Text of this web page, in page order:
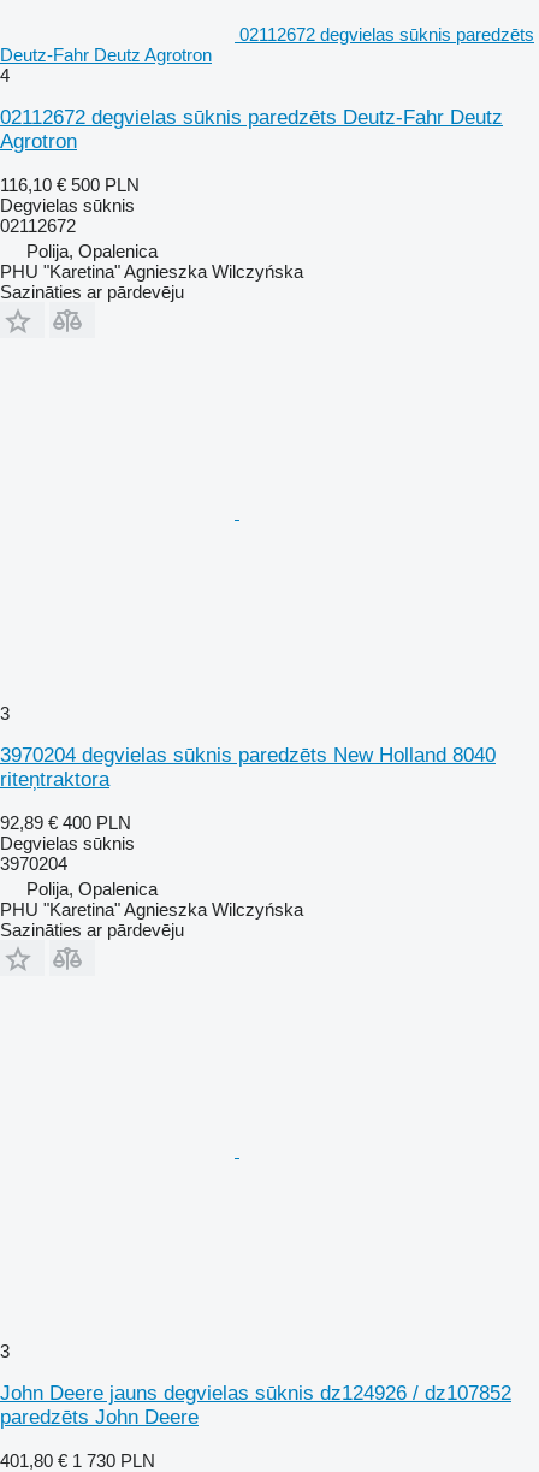
02112672 degvielas sūknis paredzēts
Deutz-Fahr Deutz Agrotron
4
02112672 degvielas sūknis paredzēts Deutz-Fahr Deutz
Agrotron
116,10 € 500 PLN
Degvielas sūknis
02112672
Polija, Opalenica
PHU "Karetina" Agnieszka Wilczyńska
Sazināties ar pārdevēju
3
3970204 degvielas sūknis paredzēts New Holland 8040
riteņtraktora
92,89 € 400 PLN
Degvielas sūknis
3970204
Polija, Opalenica
PHU "Karetina" Agnieszka Wilczyńska
Sazināties ar pārdevēju
3
John Deere jauns degvielas sūknis dz124926 / dz107852
paredzēts John Deere
401,80 € 1 730 PLN